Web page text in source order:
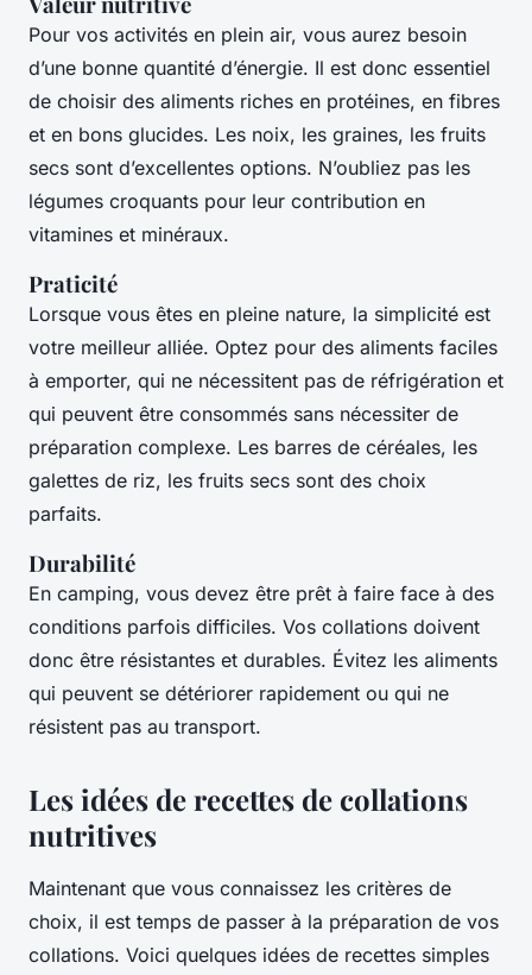
Pour vos activités en plein air, vous aurez besoin
d’une bonne quantité d’énergie. Il est donc essentiel
de choisir des aliments riches en protéines, en fibres
et en bons glucides. Les noix, les graines, les fruits
secs sont d’excellentes options. N’oubliez pas les
légumes croquants pour leur contribution en
vitamines et minéraux.
Praticité
Lorsque vous êtes en pleine nature, la simplicité est
votre meilleur alliée. Optez pour des aliments faciles
à emporter, qui ne nécessitent pas de réfrigération et
qui peuvent être consommés sans nécessiter de
préparation complexe. Les barres de céréales, les
galettes de riz, les fruits secs sont des choix
parfaits.
Durabilité
En camping, vous devez être prêt à faire face à des
conditions parfois difficiles. Vos collations doivent
donc être résistantes et durables. Évitez les aliments
qui peuvent se détériorer rapidement ou qui ne
résistent pas au transport.
Les idées de recettes de collations
nutritives
Maintenant que vous connaissez les critères de
choix, il est temps de passer à la préparation de vos
collations. Voici quelques idées de recettes simples